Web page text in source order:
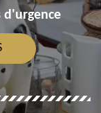
d'urgence